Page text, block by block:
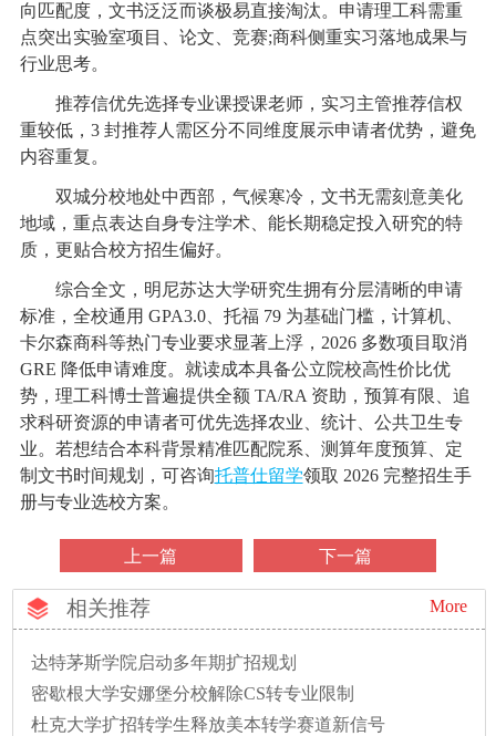
向匹配度，文书泛泛而谈极易直接淘汰。申请理工科需重
点突出实验室项目、论文、竞赛;商科侧重实习落地成果与
行业思考。
推荐信优先选择专业课授课老师，实习主管推荐信权
重较低，3 封推荐人需区分不同维度展示申请者优势，避免
内容重复。
双城分校地处中西部，气候寒冷，文书无需刻意美化
地域，重点表达自身专注学术、能长期稳定投入研究的特
质，更贴合校方招生偏好。
综合全文，明尼苏达大学研究生拥有分层清晰的申请
标准，全校通用 GPA3.0、托福 79 为基础门槛，计算机、
卡尔森商科等热门专业要求显著上浮，2026 多数项目取消
GRE 降低申请难度。就读成本具备公立院校高性价比优
势，理工科博士普遍提供全额 TA/RA 资助，预算有限、追
求科研资源的申请者可优先选择农业、统计、公共卫生专
业。若想结合本科背景精准匹配院系、测算年度预算、定
制文书时间规划，可咨询托普仕留学领取 2026 完整招生手
册与专业选校方案。
上一篇 下一篇
相关推荐 More
达特茅斯学院启动多年期扩招规划
密歇根大学安娜堡分校解除CS转专业限制
杜克大学扩招转学生释放美本转学赛道新信号